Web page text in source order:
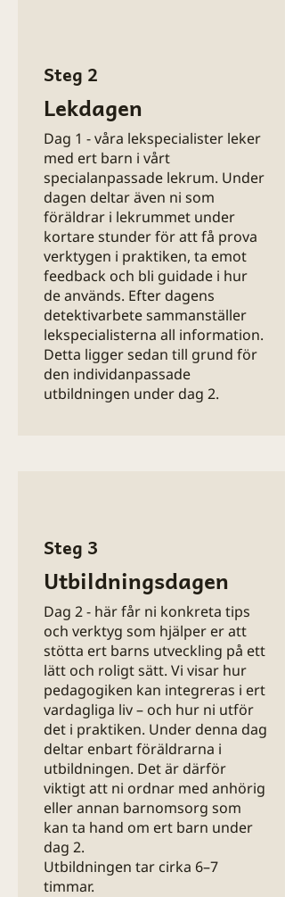
Steg 2
Lekdagen
Dag 1 - våra lekspecialister leker
med ert barn i vårt
specialanpassade lekrum. Under
dagen deltar även ni som
föräldrar i lekrummet under
kortare stunder för att få prova
verktygen i praktiken, ta emot
feedback och bli guidade i hur
de används. Efter dagens
detektivarbete sammanställer
lekspecialisterna all information.
Detta ligger sedan till grund för
den individanpassade
utbildningen under dag 2.
Steg 3
Utbildningsdagen
Dag 2 - här får ni konkreta tips
och verktyg som hjälper er att
stötta ert barns utveckling på ett
lätt och roligt sätt. Vi visar hur
pedagogiken kan integreras i ert
vardagliga liv – och hur ni utför
det i praktiken. Under denna dag
deltar enbart föräldrarna i
utbildningen. Det är därför
viktigt att ni ordnar med anhörig
eller annan barnomsorg som
kan ta hand om ert barn under
dag 2.
Utbildningen tar cirka 6–7
timmar.